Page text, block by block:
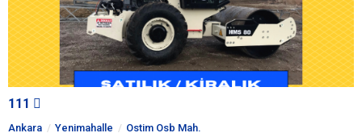
111
Ankara Yenimahalle Ostim Osb Mah.